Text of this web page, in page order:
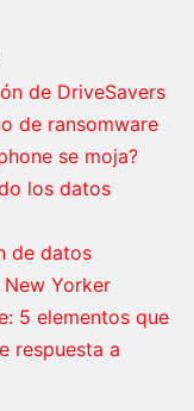
de DriveSavers
de ransomware
se moja?
los datos
de datos
Yorker
5 elementos que
respuesta a